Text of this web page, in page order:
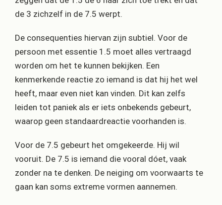
de 3 zichzelf in de 7.5 werpt.
De consequenties hiervan zijn subtiel. Voor de
persoon met essentie 1.5 moet alles vertraagd
worden om het te kunnen bekijken. Een
kenmerkende reactie zo iemand is dat hij het wel
heeft, maar even niet kan vinden. Dit kan zelfs
leiden tot paniek als er iets onbekends gebeurt,
waarop geen standaardreactie voorhanden is.
Voor de 7.5 gebeurt het omgekeerde. Hij wil
vooruit. De 7.5 is iemand die vooral dóet, vaak
zonder na te denken. De neiging om voorwaarts te
gaan kan soms extreme vormen aannemen.